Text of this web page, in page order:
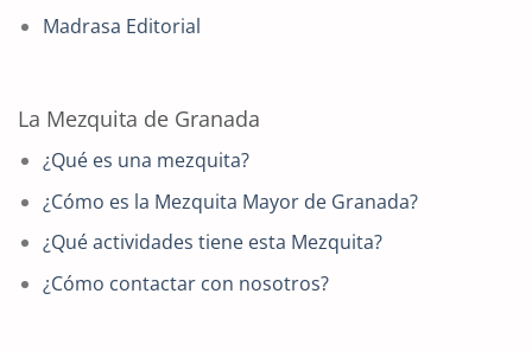
Madrasa Editorial
La Mezquita de Granada
¿Qué es una mezquita?
¿Cómo es la Mezquita Mayor de Granada?
¿Qué actividades tiene esta Mezquita?
¿Cómo contactar con nosotros?